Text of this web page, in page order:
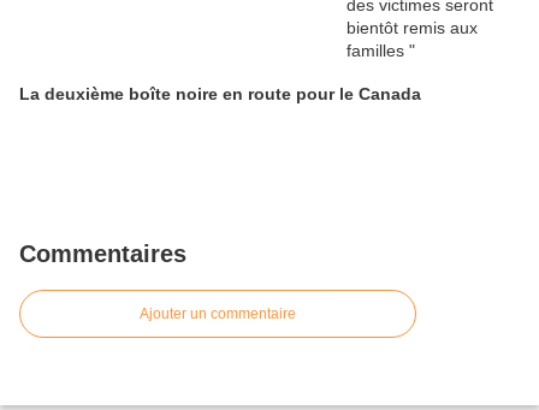
La deuxième boîte noire en route pour le Canada
Commentaires
Ajouter un commentaire